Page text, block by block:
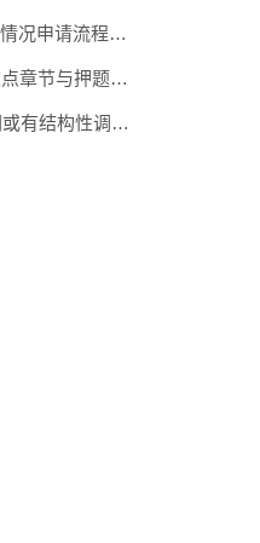
资产评估师考试地点能更改吗？特殊情况申请流程与时限说明
统计师考试开考前30天如何冲刺？重点章节与押题方向汇总
审计师考试改革新动向，2026年大纲或有结构性调整预测